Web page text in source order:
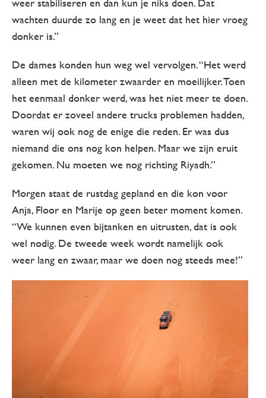
wachten duurde zo lang en je weet dat het hier vroeg
donker is.”
De dames konden hun weg wel vervolgen. “Het werd
alleen met de kilometer zwaarder en moeilijker. Toen
het eenmaal donker werd, was het niet meer te doen.
Doordat er zoveel andere trucks problemen hadden,
waren wij ook nog de enige die reden. Er was dus
niemand die ons nog kon helpen. Maar we zijn eruit
gekomen. Nu moeten we nog richting Riyadh.”
Morgen staat de rustdag gepland en die kon voor
Anja, Floor en Marije op geen beter moment komen.
“We kunnen even bijtanken en uitrusten, dat is ook
wel nodig. De tweede week wordt namelijk ook
weer lang en zwaar, maar we doen nog steeds mee!”